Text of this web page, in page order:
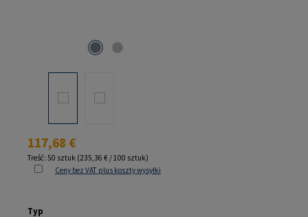
Cena regularna:
117,68 €
Treść: 50 sztuk (235,36 € / 100 sztuk)
Ceny bez VAT plus koszty wysyłki
Wybierz
Typ